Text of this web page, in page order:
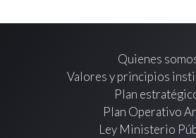
Quienes
Valores y principios
Plan
Plan Operativo
Ley Ministerio